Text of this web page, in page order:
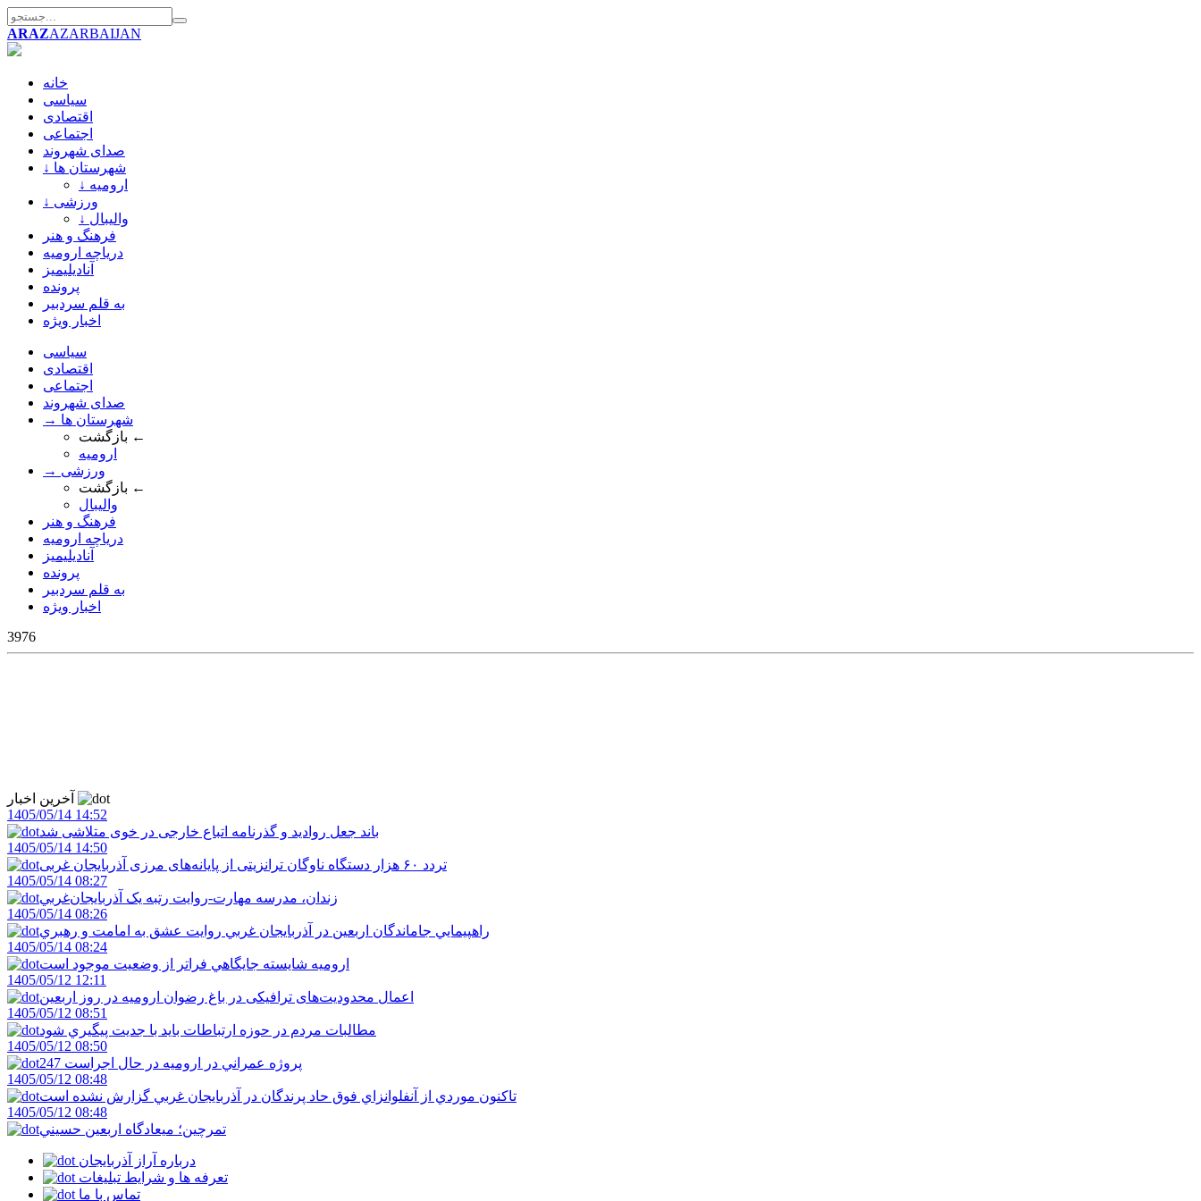
ARAZAZARBAIJAN
خانه
سیاسی
اقتصادی
اجتماعی
صدای شهروند
↓ شهرستان ها
↓ ارومیه
↓ ورزشی
↓ والیبال
فرهنگ و هنر
دریاچه ارومیه
آنادیلیمیز
پرونده
به قلم سردبیر
اخبار ویژه
سیاسی
اقتصادی
اجتماعی
صدای شهروند
→ شهرستان ها
بازگشت ←
ارومیه
→ ورزشی
بازگشت ←
والیبال
فرهنگ و هنر
دریاچه ارومیه
آنادیلیمیز
پرونده
به قلم سردبیر
اخبار ویژه
3976
1405/05/14 14:52
باند جعل روادید و گذرنامه اتباع خارجی در خوی متلاشی شد
1405/05/14 14:50
تردد ۶۰ هزار دستگاه ناوگان ترانزیتی از پایانه‌های مرزی آذربایجان ‌غربی
1405/05/14 08:27
زندان، مدرسه مهارت-روايت رتبه يک آذربايجان‌غربي
1405/05/14 08:26
راهپيمايي جاماندگان اربعين در آذربايجان غربي روايت عشق به امامت و رهبري
1405/05/14 08:24
اروميه شايسته جايگاهي فراتر از وضعيت موجود است
1405/05/12 12:11
اعمال محدودیت‌های ترافیکی در باغ رضوان ارومیه در روز اربعین
1405/05/12 08:51
مطالبات مردم در حوزه ارتباطات بايد با جديت پيگيري شود
1405/05/12 08:50
247 پروژه عمراني در اروميه در حال اجراست
1405/05/12 08:48
تاکنون موردي از آنفلوانزاي فوق حاد پرندگان در آذربايجان غربي گزارش نشده است
1405/05/12 08:48
تمرچين؛ ميعادگاه اربعين حسيني
درباره آراز آذربایجان
تعرفه ها و شرایط تبلیغات
تماس با ما